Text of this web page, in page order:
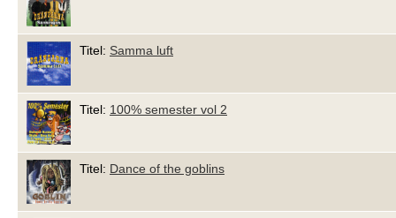
Titel: Samma luft
Titel: 100% semester vol 2
Titel: Dance of the goblins